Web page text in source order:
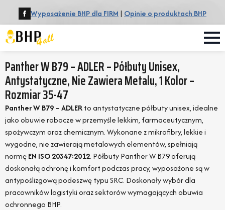
Wyposażenie BHP dla FIRM | Opinie o produktach BHP
Panther W B79 – ADLER – Półbuty Unisex,
Antystatyczne, Nie Zawiera Metalu, 1 Kolor –
Rozmiar 35-47
Panther W B79 – ADLERto antystatyczne półbuty unisex, idealne
jako obuwie robocze w przemyśle lekkim, farmaceutycznym,
spożywczym oraz chemicznym. Wykonane z mikrofibry, lekkie i
wygodne, nie zawierają metalowych elementów, spełniają
normęEN ISO 20347:2012. Półbuty Panther W B79 oferują
doskonałą ochronę i komfort podczas pracy, wyposażone są w
antypoślizgową podeszwę typu SRC. Doskonały wybór dla
pracowników logistyki oraz sektorów wymagających obuwia
ochronnego BHP.